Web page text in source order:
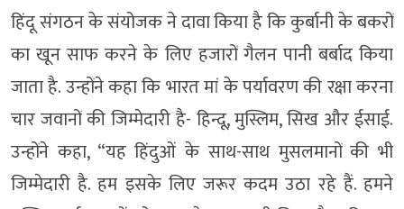
हिंदू संगठन के संयोजक ने दावा किया है कि कुर्बानी के बकरों
का खून साफ करने के लिए हजारों गैलन पानी बर्बाद किया
जाता है. उन्होंने कहा कि भारत मां के पर्यावरण की रक्षा करना
चार जवानों की जिम्मेदारी है- हिन्दू, मुस्लिम, सिख और ईसाई.
उन्होंने कहा, “यह हिंदुओं के साथ-साथ मुसलमानों की भी
जिम्मेदारी है. हम इसके लिए जरूर कदम उठा रहे हैं. हमने